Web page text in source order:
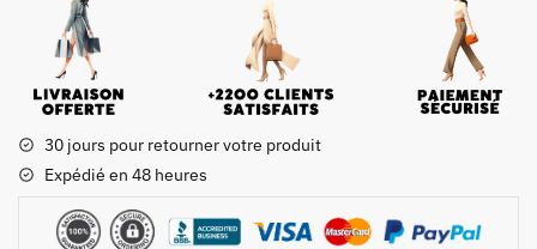
30 jours pour retourner votre produit
Expédié en 48 heures